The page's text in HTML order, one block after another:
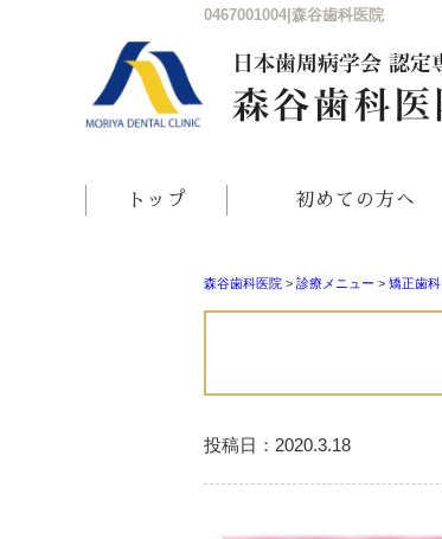
0467001004|森谷歯科医院
トップ 初めての方へ
森谷歯科医院 > 診療メニュー > 矯正歯科
投稿日：2020.3.18